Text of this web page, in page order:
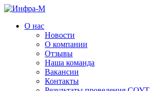
О нас
Новости
О компании
Отзывы
Наша команда
Вакансии
Контакты